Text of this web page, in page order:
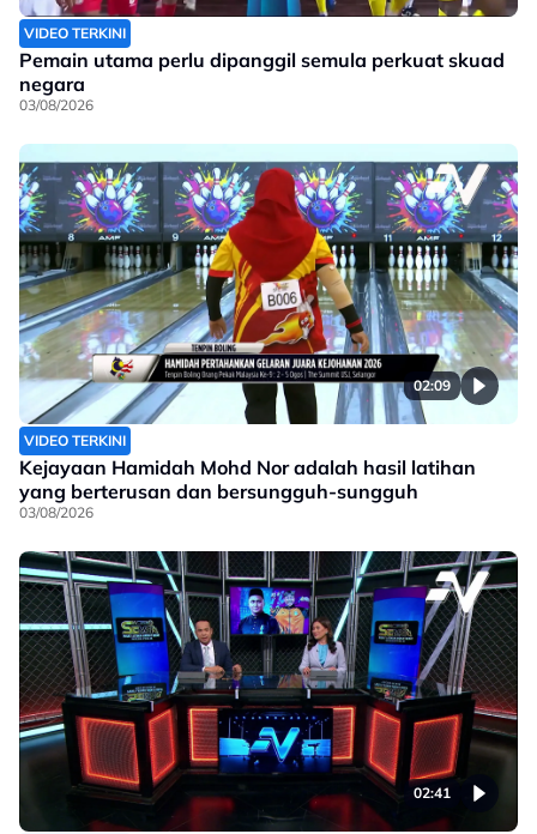
VIDEO TERKINI
Pemain utama perlu dipanggil semula perkuat skuad
negara
03/08/2026
02:09
VIDEO TERKINI
Kejayaan Hamidah Mohd Nor adalah hasil latihan
yang berterusan dan bersungguh-sungguh
03/08/2026
02:41